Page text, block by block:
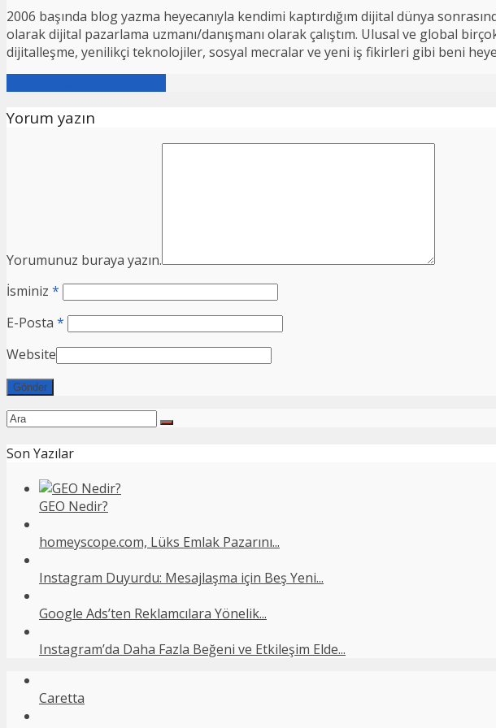
2006 başında blog yazma heyecanıyla kendimi kaptırdığım dijital dünya
olarak dijital pazarlama uzmanı/danışmanı olarak çalıştım. Ulusal ve global
dijitalleşme, yenilikçi teknolojiler, sosyal mecralar ve yeni iş fikirleri gibi beni
Yorum yazın
Yorumunuz buraya yazın.
İsminiz *
E-Posta *
Website
Son Yazılar
GEO Nedir?
homeyscope.com, Lüks Emlak Pazarını...
Instagram Duyurdu: Mesajlaşma için Beş Yeni...
Google Ads’ten Reklamcılara Yönelik...
Instagram’da Daha Fazla Beğeni ve Etkileşim Elde...
Caretta